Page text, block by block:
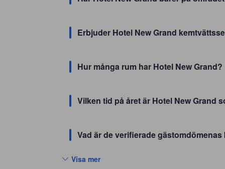
Erbjuder Hotel New Grand
Hur många rum har Hotel New Grand?
Vilken tid på året är Hotel New Grand
Vad är de verifierade
Visa mer